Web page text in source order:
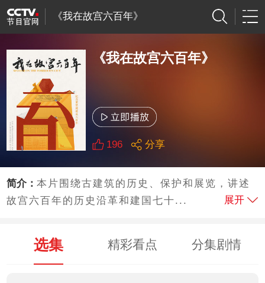
《我在故宫六百年》
《我在故宫六百年》
196 分享
简介：本片围绕古建筑的历史、保护和展览，讲述
故宫六百年的历史沿革和建国七十...
展开
选集 精彩看点 分集剧情